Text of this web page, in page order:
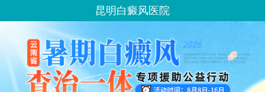
昆明白癜风医院